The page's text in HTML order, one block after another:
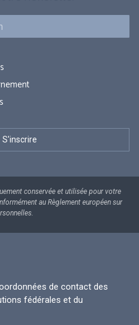
conservée et utilisée pour votre
au Règlement européen sur
de contact des
fédérales et du